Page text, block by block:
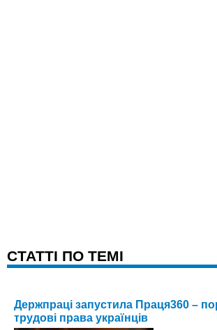
CТАТТІ ПО ТЕМІ
Держпраці запустила Праця360 –
трудові права українців